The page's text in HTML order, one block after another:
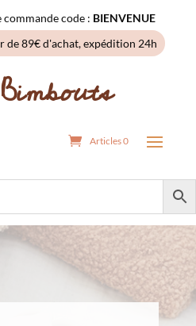
code : BIENVENUE
de 89€ d'achat, expédition 24h
Articles 0